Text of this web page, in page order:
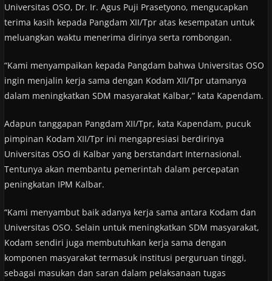
Universitas OSO, Dr. Ir. Agus Puji Prasetyono, mengucapkan
terima kasih kepada Pangdam XII/Tpr atas kesempatan untuk
meluangkan waktu menerima dirinya serta rombongan.
“Kami menyampaikan kepada Pangdam bahwa Universitas OSO
ingin menjalin kerja sama dengan Kodam XII/Tpr utamanya
dalam meningkatkan SDM masyarakat Kalbar,” kata Kapendam.
Adapun tanggapan Pangdam XII/Tpr, kata Kapendam, pucuk
pimpinan Kodam XII/Tpr ini mengapresiasi berdirinya
Universitas OSO di Kalbar yang berstandart Internasional.
Tentunya akan membantu pemerintah dalam percepatan
peningkatan IPM Kalbar.
“Kami menyambut baik adanya kerja sama antara Kodam dan
Universitas OSO. Selain untuk meningkatkan SDM masyarakat,
Kodam sendiri juga membutuhkan kerja sama dengan
komponen masyarakat termasuk institusi perguruan tinggi,
sebagai masukan dan saran dalam pelaksanaan tugas